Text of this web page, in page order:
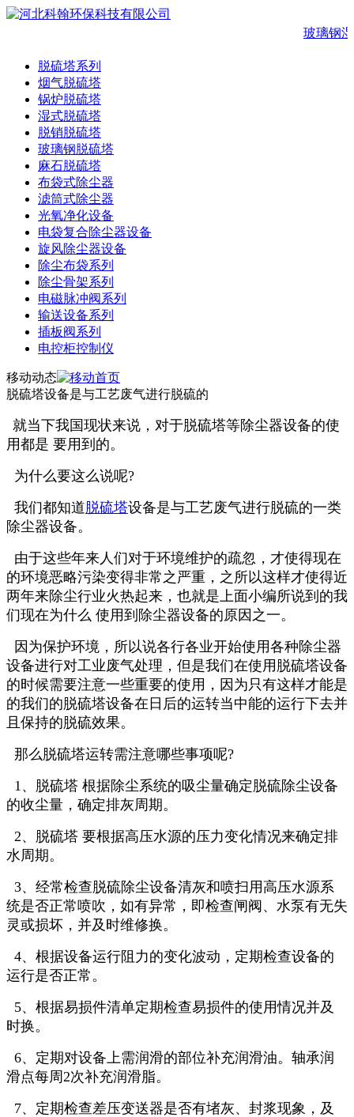
玻璃钢
脱硫塔系列
烟气脱硫塔
锅炉脱硫塔
湿式脱硫塔
脱销脱硫塔
玻璃钢脱硫塔
麻石脱硫塔
布袋式除尘器
滤筒式除尘器
光氧净化设备
电袋复合除尘器设备
旋风除尘器设备
除尘布袋系列
除尘骨架系列
电磁脉冲阀系列
输送设备系列
插板阀系列
电控柜控制仪
移动动态
脱硫塔​设备是与工艺废气进行脱硫的
就当下我国现状来说，对于脱硫塔等除尘器设备的使
用都是 要用到的。
为什么要这么说呢?
我们都知道脱硫塔设备是与工艺废气进行脱硫的一类
除尘器设备。
由于这些年来人们对于环境维护的疏忽，才使得现在
的环境恶略污染变得非常之严重，之所以这样才使得近
两年来除尘行业火热起来，也就是上面小编所说到的我
们现在为什么 使用到除尘器设备的原因之一。
因为保护环境，所以说各行各业开始使用各种除尘器
设备进行对工业废气处理，但是我们在使用脱硫塔设备
的时候需要注意一些重要的使用，因为只有这样才能是
的我们的脱硫塔设备在日后的运转当中能的运行下去并
且保持的脱硫效果。
那么脱硫塔运转需注意哪些事项呢?
1、脱硫塔 根据除尘系统的吸尘量确定脱硫除尘设备
的收尘量，确定排灰周期。
2、脱硫塔 要根据高压水源的压力变化情况来确定排
水周期。
3、经常检查脱硫除尘设备清灰和喷扫用高压水源系
统是否正常喷吹，如有异常，即检查闸阀、水泵有无失
灵或损坏，并及时维修换。
4、根据设备运行阻力的变化波动，定期检查设备的
运行是否正常。
5、根据易损件清单定期检查易损件的使用情况并及
时换。
6、定期对设备上需润滑的部位补充润滑油。轴承润
滑点每周2次补充润滑脂。
7、定期检查差压变送器是否有堵灰、封浆现象，及